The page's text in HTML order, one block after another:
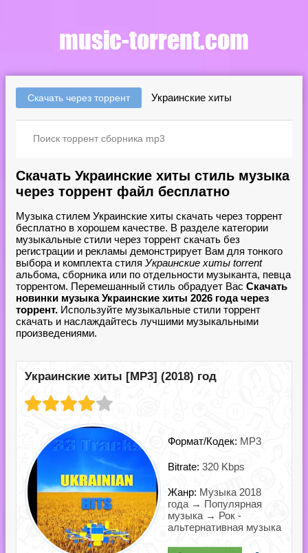
Скачать через торрент Украинские хиты
Скачать Украинские хиты стиль музыка
через торрент файл бесплатно
Музыка стилем Украинские хиты скачать через торрент
бесплатно в хорошем качестве. В разделе категории
музыкальные стили через торрент скачать без
регистрации и рекламы демонстрирует Вам для тонкого
выбора и комплекта стиля Украинские хиты torrent
альбома, сборника или по отдельности музыканта, певца
торрентом. Перемешанный стиль обрадует Вас Скачать
новинки музыка Украинские хиты 2026 года через
торрент. Используйте музыкальные стили торрент
скачать и наслаждайтесь лучшими музыкальными
произведениями.
Украинские хиты [MP3] (2018) год
Формат/Кодек: MP3
Bitrate: 320 Kbps
Жанр: Музыка 2018
года → Популярная
музыка → Рок -
альтернативная музыка